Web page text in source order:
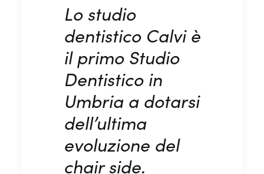
Lo studio
dentistico Calvi è
il primo Studio
Dentistico in
Umbria a dotarsi
dell’ultima
evoluzione del
chair side.